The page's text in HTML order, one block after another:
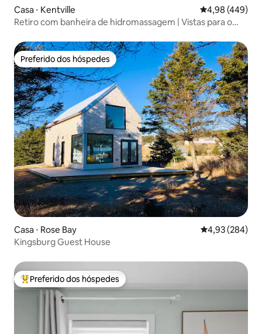
Casa ⋅ Kentville 4,98 de uma
4,98 (449)
Retiro com banheira de hidromassagem | Vistas para o
Preferido dos hóspedes
Preferido dos hóspedes
Casa ⋅ Rose Bay 4,93 de uma
4,93 (284)
Kingsburg Guest House
Entre os melhores preferidos dos hóspedes
Preferido dos hóspedes